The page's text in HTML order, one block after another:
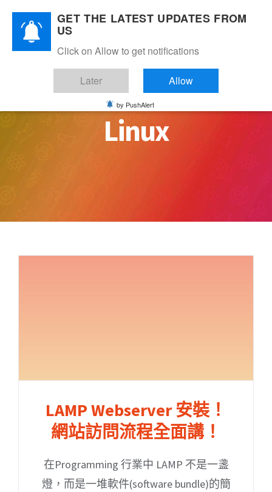
Skip
content
Linux
LAMP Webserver 安裝！
網站訪問流程全面講！
在Programming 行業中 LAMP 不是一盞
燈，而是一堆軟件(software bundle)的簡
GET THE LATEST UPDATES FROM
US
Click on Allow to get notifications
Later Allow
by PushAlert